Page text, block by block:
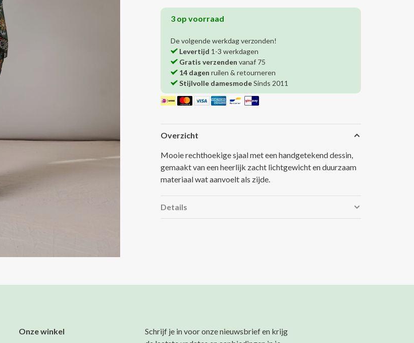
3 op voorraad
De volgende werkdag verzonden!
Levertijd 1-3 werkdagen
Gratis verzenden vanaf 75
14 dagen ruilen & retourneren
Stijlvolle damesmodeSinds 2011
Overzicht
Mooie rechthoekige sjaal met een handgetekend dessin,
gemaakt van een heerlijk zacht lichtgewicht en duurzaam
materiaal wat aanvoelt als zijde.
Details
Onze winkel
Schrijf je in voor onze nieuwsbrief en krijg